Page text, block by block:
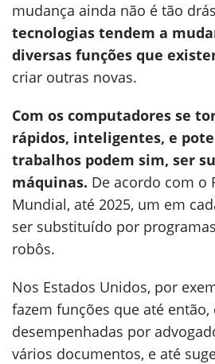
mudança ainda não é tão
tecnologias tendem a
diversas funções que
criar outras novas.
Com os computadores se
rápidos, inteligentes, e
trabalhos podem sim, ser
máquinas. De acordo com o
Mundial, até 2025, um em
ser substituído por
robôs.
Nos Estados Unidos, por
fazem funções que até então,
desempenhadas por
vários documentos, e até